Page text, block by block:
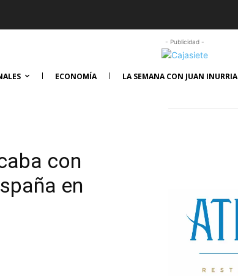
- Publicidad -
ECONOMÍA LA SEMANA CON JUAN INURRIA
con
en